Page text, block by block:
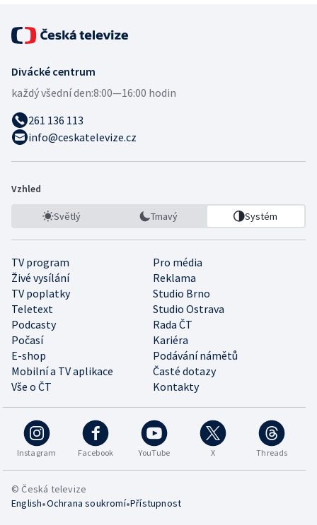
Divácké centrum
každý všední den:8:00—16:00 hodin
261 136 113
info@ceskatelevize.cz
Vzhled
Světlý Tmavý Systém
TV program
Pro média
Živé vysílání
Reklama
TV poplatky
Studio Brno
Teletext
Studio Ostrava
Podcasty
Rada ČT
Počasí
Kariéra
E-shop
Podávání námětů
Mobilní a TV aplikace
Časté dotazy
Vše o ČT
Kontakty
Instagram Facebook YouTube X Threads
© Česká televize
English•Ochrana soukromí•Přístupnost